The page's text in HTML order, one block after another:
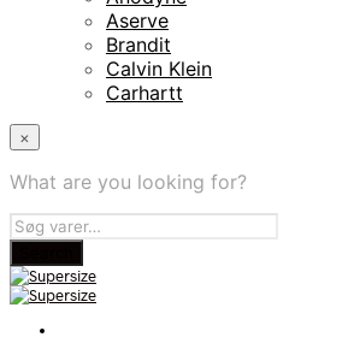
Aserve
Brandit
Calvin Klein
Carhartt
×
What are you looking for?